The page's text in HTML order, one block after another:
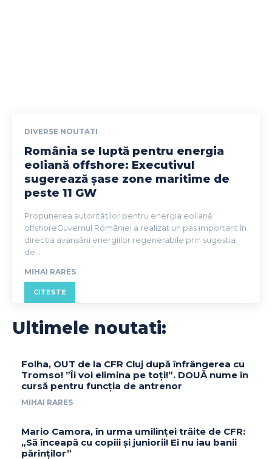
DIVERSE NOUTATI
România se luptă pentru energia
eoliană offshore: Executivul
sugerează șase zone maritime de
peste 11 GW
Propunerea autorităților pentru energia eoliană
offshoreGuvernul României a realizat un pas important în
direcția avansării energiilor regenerabile prin sugestia
de...
MIHAI RARES
CITESTE
Ultimele noutati:
Folha, OUT de la CFR Cluj după înfrângerea cu
Tromso! ”Îi voi elimina pe toți!”. DOUĂ nume în
cursă pentru funcția de antrenor
MIHAI RARES
Mario Camora, în urma umilinței trăite de CFR:
„Să înceapă cu copiii și juniorii! Ei nu iau banii
părinților”